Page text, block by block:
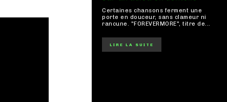
Certaines chansons ferment une
porte en douceur, sans clameur ni
rancune. "FOREVERMORE", titre de...
LIRE LA SUITE